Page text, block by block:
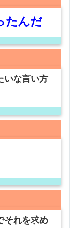
たんだ
いな言い方
それを求め